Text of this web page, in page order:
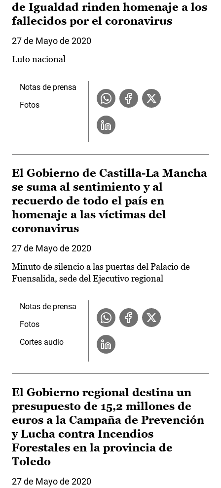
de Igualdad rinden homenaje a los
fallecidos por el coronavirus
27 de Mayo de 2020
Luto nacional
Notas de prensa
Fotos
El Gobierno de Castilla-La Mancha
se suma al sentimiento y al
recuerdo de todo el país en
homenaje a las víctimas del
coronavirus
27 de Mayo de 2020
Minuto de silencio a las puertas del Palacio de
Fuensalida, sede del Ejecutivo regional
Notas de prensa
Fotos
Cortes audio
El Gobierno regional destina un
presupuesto de 15,2 millones de
euros a la Campaña de Prevención
y Lucha contra Incendios
Forestales en la provincia de
Toledo
27 de Mayo de 2020